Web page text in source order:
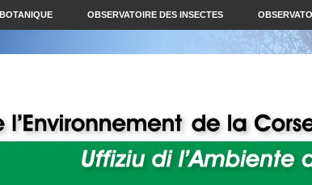
OBSERVATOIRE DES INSECTES